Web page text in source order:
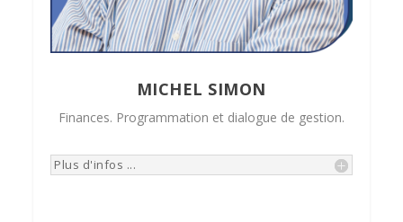
MICHEL SIMON
Finances. Programmation et dialogue de gestion.
Plus d'infos ...